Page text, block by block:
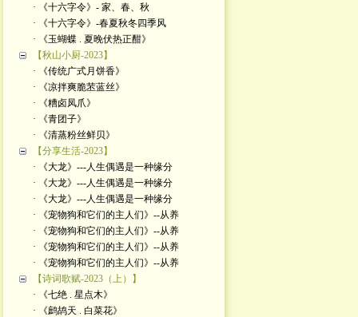
· 《十六字令》- 家、春、秋
· 《十六字令》-春夏秋冬四季风
· 《玉蝴蝶 . 夏晚伏热正酣》
【秋山小厨-2023】
· 《传统广式月饼香》
· 《凉拌爽脆苤蓝丝》
· 《糟卤凤爪》
· 《青团子》
· 《清蒸粉丝鲜贝》
【分享生活-2023】
· 《大龙》---人生偶遇是一种缘分
· 《大龙》---人生偶遇是一种缘分
· 《大龙》---人生偶遇是一种缘分
· 《宠物狗和它们的主人们》--从养
· 《宠物狗和它们的主人们》--从养
· 《宠物狗和它们的主人们》--从养
· 《宠物狗和它们的主人们》--从养
【诗词歌赋-2023（上）】
· 《七绝 . 星点木》
· 《鹧鸪天 . 白菜花》